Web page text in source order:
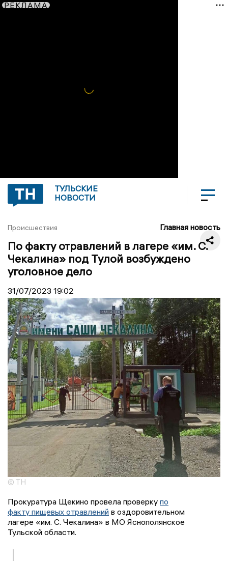
РЕКЛАМА
ТУЛЬСКИЕ
НОВОСТИ
Происшествия Главная новость
По факту отравлений в лагере «им. С.
Чекалина» под Тулой возбуждено
уголовное дело
31/07/2023 19:02
© ТН
Прокуратура Щекино провела проверку по
факту пищевых отравлений в оздоровительном
лагере «им. С. Чекалина» в МО Яснополянское
Тульской области.